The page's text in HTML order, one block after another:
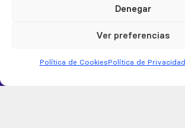
Denegar
Ver preferencias
Política de CookiesPolítica de Privacidad